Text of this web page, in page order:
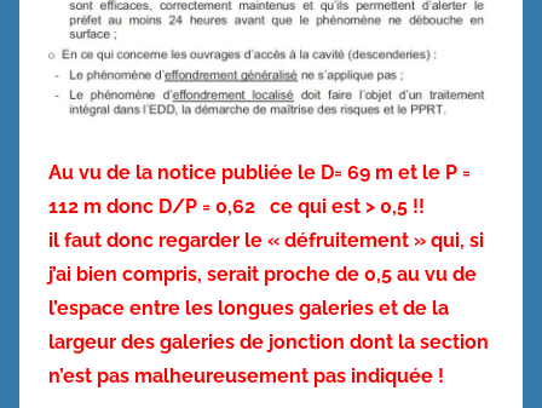
Au vu de la notice publiée le D= 69 m et le P =
112 m donc D/P = 0,62 ce qui est > 0,5 !!
il faut donc regarder le « défruitement » qui, si
j’ai bien compris, serait proche de 0,5 au vu de
l’espace entre les longues galeries et de la
largeur des galeries de jonction dont la section
n’est pas malheureusement pas indiquée !